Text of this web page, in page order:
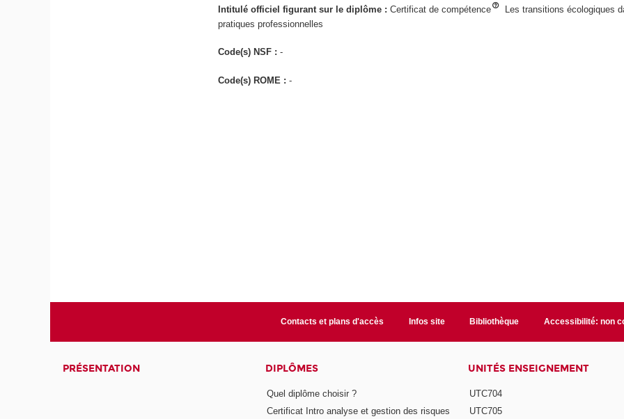
Intitulé officiel figurant sur le diplôme :Certificat de compétence
Les transitions écologiques
pratiques professionnelles
Code(s) NSF :-
Code(s) ROME :-
Contacts et plans d'accès Infos site Bibliothèque Accessibilité: non
PRÉSENTATION DIPLÔMES
Quel diplôme choisir ?
Certificat Intro analyse et gestion des risques
UNITÉS ENSEIGNEMENT
UTC704
UTC705